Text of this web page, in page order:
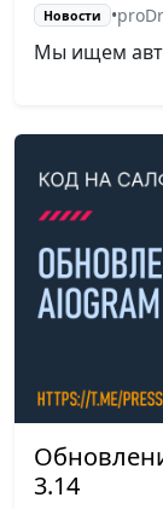
Новости •
Мы ищем
3.14